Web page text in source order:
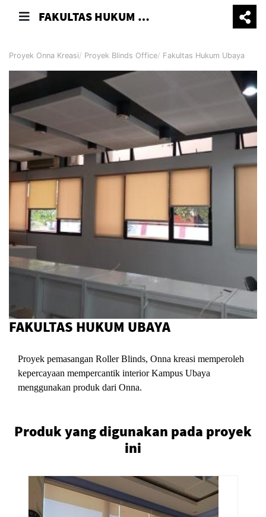
FAKULTAS HUKUM UBAYA
Proyek Onna Kreasi Proyek Blinds Office Fakultas Hukum Ubaya
FAKULTAS HUKUM UBAYA
Proyek pemasangan Roller Blinds, Onna kreasi memperoleh
kepercayaan mempercantik interior Kampus Ubaya
menggunakan produk dari Onna.
Produk yang digunakan pada proyek
ini